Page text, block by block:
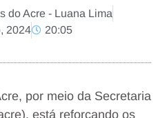
do Acre - Luana Lima
2024
20:05
por meio da Secretaria
está reforçando os